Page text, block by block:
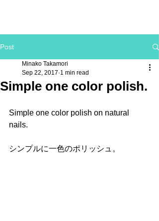
Post
Simple one color polish.
Minako Takamori
Sep 22, 2017 1 min read
Simple one color polish on natural
nails.
シンプルに一色のポリッシュ。